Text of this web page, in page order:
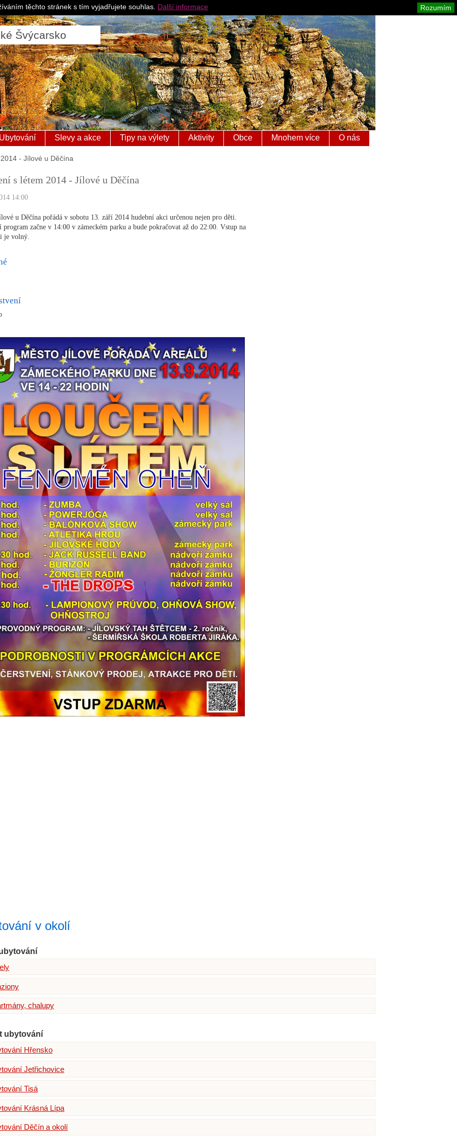
Švýcarsko
Pro ubytovatele
Slevy a akce Tipy na výlety Aktivity Obce Mnohem více O nás
- Jílové u Děčína
s létem 2014 - Jílové u Děčína
14:00
u Děčína pořádá v sobotu 13. září 2014 hudební akci určenou nejen pro děti.
program začne v 14:00 v zámeckém parku a bude pokračovat až do 22:00. Vstup na
je volný.
v okolí
chalupy
ubytování
Hřensko
Jetřichovice
Tisá
Krásná Lípa
Děčín a okolí
těchto stránek s tím vyjadřujete souhlas. Rozumím
Další informace